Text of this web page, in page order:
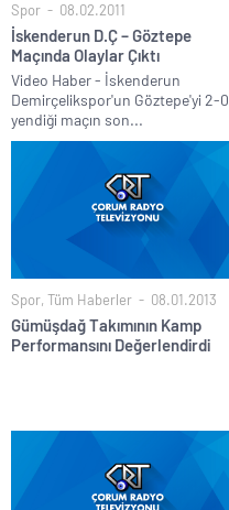
Spor 08.02.2011
İskenderun D.Ç – Göztepe
Maçında Olaylar Çıktı
Video Haber - İskenderun
Demirçelikspor'un Göztepe'yi 2-0
yendiği maçın son...
Spor, Tüm Haberler 08.01.2013
Gümüşdağ Takımının Kamp
Performansını Değerlendirdi